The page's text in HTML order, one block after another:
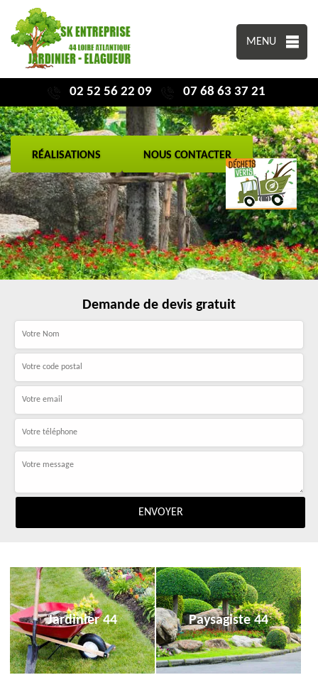
MENU
02 52 56 22 09 07 68 63 37 21
RÉALISATIONS NOUS CONTACTER
Demande de devis gratuit
Jardinier 44 Paysagiste 44